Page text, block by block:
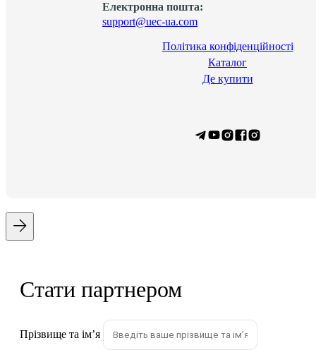
Електронна пошта:
support@uec-ua.com
Політика конфіденційності
Каталог
Де купити
Стати партнером
Прізвище та імʼя